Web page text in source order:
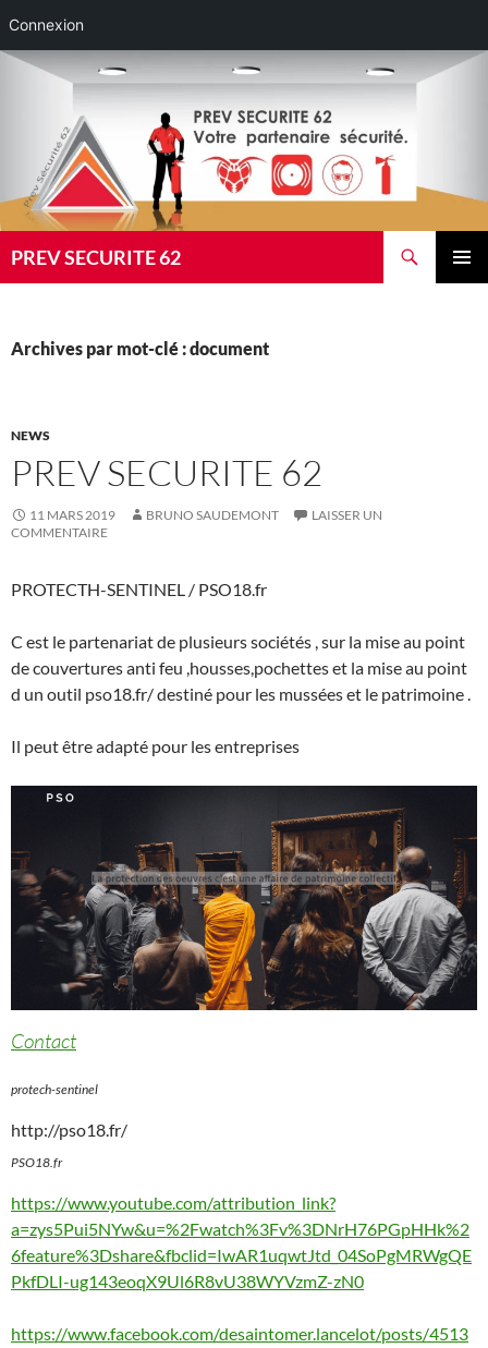
Connexion
Aller
PREV SECURITE 62
Archives par mot-clé : document
NEWS
PREV SECURITE 62
11 MARS 2019 BRUNO SAUDEMONT
LAISSER UN
COMMENTAIRE
PROTECTH-SENTINEL / PSO18.fr
C est le partenariat de plusieurs sociétés , sur la mise au point
de couvertures anti feu ,housses,pochettes et la mise au point
d un outil pso18.fr/ destiné pour les mussées et le patrimoine .
Il peut être adapté pour les entreprises
Contact
protech-sentinel
http://pso18.fr/
PSO18.fr
https://www.youtube.com/attribution_link?
a=zys5Pui5NYw&u=%2Fwatch%3Fv%3DNrH76PGpHHk%2
6feature%3Dshare&fbclid=IwAR1uqwtJtd_04SoPgMRWgQE
PkfDLI-ug143eoqX9Ul6R8vU38WYVzmZ-zN0
https://www.facebook.com/desaintomer.lancelot/posts/4513